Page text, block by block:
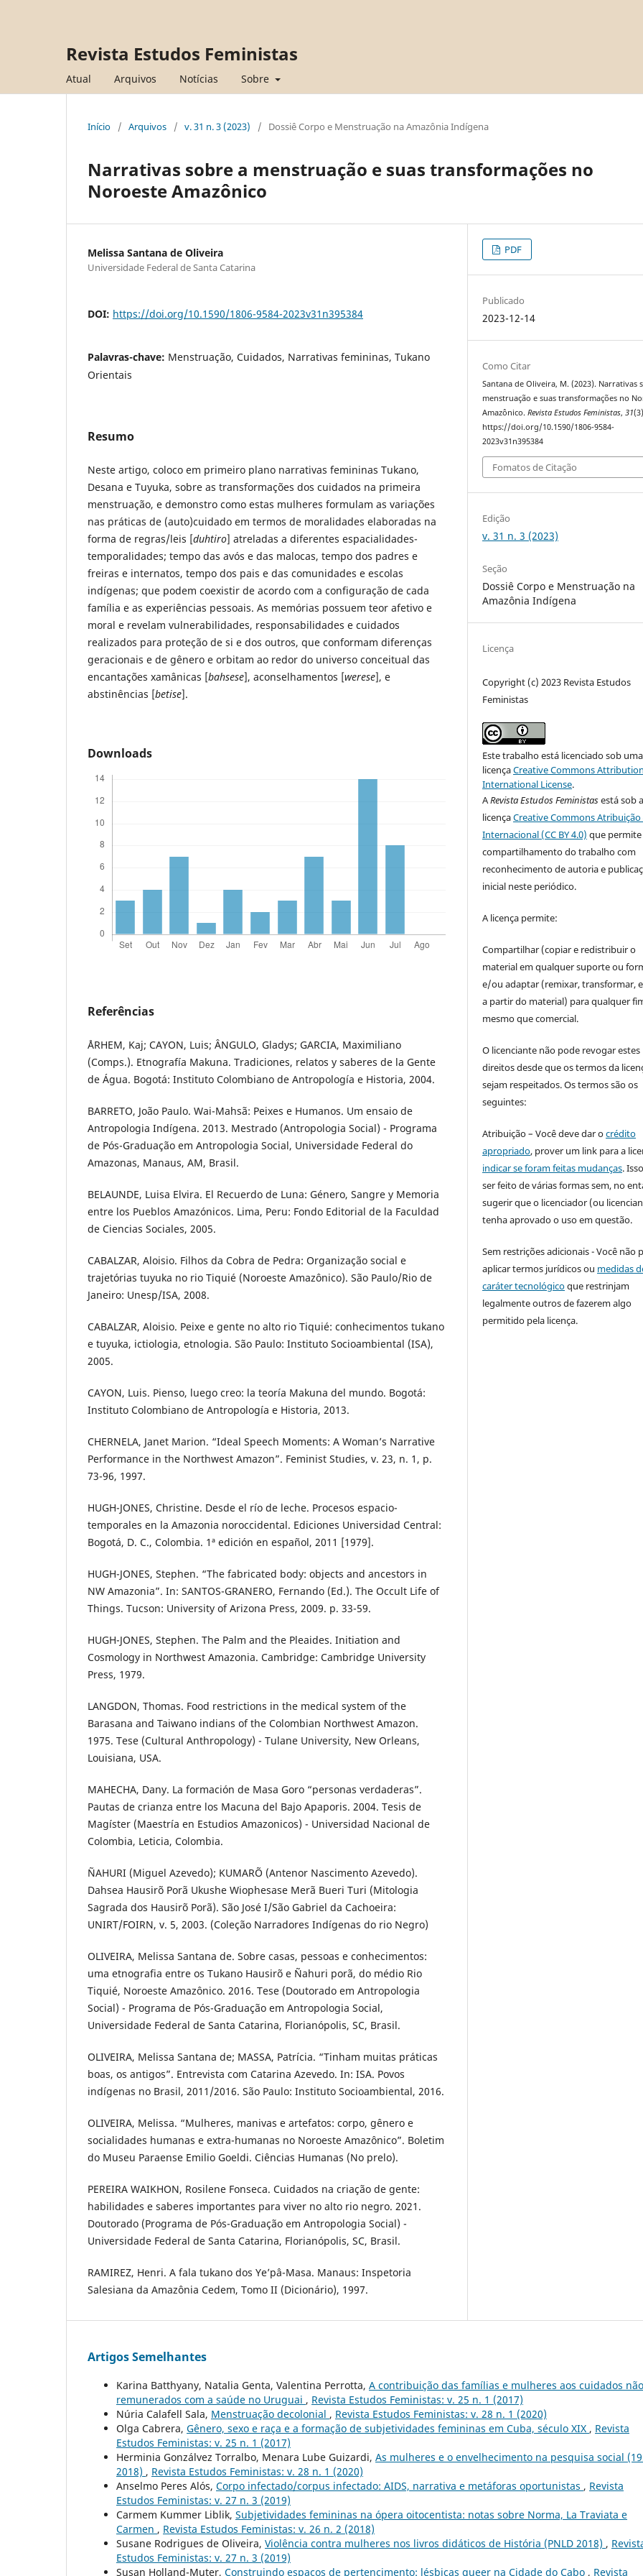
Revista Estudos Feministas
Atual Arquivos Notícias Sobre
Início / Arquivos / v. 31 n. 3 (2023) / Dossiê Corpo e Menstruação na Amazônia Indígena
Narrativas sobre a menstruação e suas transformações no
Noroeste Amazônico
Melissa Santana de Oliveira
Universidade Federal de Santa Catarina
DOI: https://doi.org/10.1590/1806-9584-2023v31n395384
Palavras-chave: Menstruação, Cuidados, Narrativas femininas, Tukano
Orientais
Resumo
Neste artigo, coloco em primeiro plano narrativas femininas Tukano,
Desana e Tuyuka, sobre as transformações dos cuidados na primeira
menstruação, e demonstro como estas mulheres formulam as variações
nas práticas de (auto)cuidado em termos de moralidades elaboradas na
forma de regras/leis [duhtiro] atreladas a diferentes espacialidades-
temporalidades; tempo das avós e das malocas, tempo dos padres e
freiras e internatos, tempo dos pais e das comunidades e escolas
indígenas; que podem coexistir de acordo com a configuração de cada
família e as experiências pessoais. As memórias possuem teor afetivo e
moral e revelam vulnerabilidades, responsabilidades e cuidados
realizados para proteção de si e dos outros, que conformam diferenças
geracionais e de gênero e orbitam ao redor do universo conceitual das
encantações xamânicas [bahsese], aconselhamentos [werese], e
abstinências [betise].
Downloads
Referências
ÅRHEM, Kaj; CAYON, Luis; ÂNGULO, Gladys; GARCIA, Maximiliano
(Comps.). Etnografía Makuna. Tradiciones, relatos y saberes de la Gente
de Água. Bogotá: Instituto Colombiano de Antropología e Historia, 2004.
BARRETO, João Paulo. Wai-Mahsã: Peixes e Humanos. Um ensaio de
Antropologia Indígena. 2013. Mestrado (Antropologia Social) - Programa
de Pós-Graduação em Antropologia Social, Universidade Federal do
Amazonas, Manaus, AM, Brasil.
BELAUNDE, Luisa Elvira. El Recuerdo de Luna: Género, Sangre y Memoria
entre los Pueblos Amazónicos. Lima, Peru: Fondo Editorial de la Faculdad
de Ciencias Sociales, 2005.
CABALZAR, Aloisio. Filhos da Cobra de Pedra: Organização social e
trajetórias tuyuka no rio Tiquié (Noroeste Amazônico). São Paulo/Rio de
Janeiro: Unesp/ISA, 2008.
CABALZAR, Aloisio. Peixe e gente no alto rio Tiquié: conhecimentos tukano
e tuyuka, ictiologia, etnologia. São Paulo: Instituto Socioambiental (ISA),
2005.
CAYON, Luis. Pienso, luego creo: la teoría Makuna del mundo. Bogotá:
Instituto Colombiano de Antropología e Historia, 2013.
CHERNELA, Janet Marion. “Ideal Speech Moments: A Woman’s Narrative
Performance in the Northwest Amazon”. Feminist Studies, v. 23, n. 1, p.
73-96, 1997.
HUGH-JONES, Christine. Desde el río de leche. Procesos espacio-
temporales en la Amazonia noroccidental. Ediciones Universidad Central:
Bogotá, D. C., Colombia. 1ª edición en español, 2011 [1979].
HUGH-JONES, Stephen. “The fabricated body: objects and ancestors in
NW Amazonia”. In: SANTOS-GRANERO, Fernando (Ed.). The Occult Life of
Things. Tucson: University of Arizona Press, 2009. p. 33-59.
HUGH-JONES, Stephen. The Palm and the Pleaides. Initiation and
Cosmology in Northwest Amazonia. Cambridge: Cambridge University
Press, 1979.
LANGDON, Thomas. Food restrictions in the medical system of the
Barasana and Taiwano indians of the Colombian Northwest Amazon.
1975. Tese (Cultural Anthropology) - Tulane University, New Orleans,
Louisiana, USA.
MAHECHA, Dany. La formación de Masa Goro “personas verdaderas”.
Pautas de crianza entre los Macuna del Bajo Apaporis. 2004. Tesis de
Magíster (Maestría en Estudios Amazonicos) - Universidad Nacional de
Colombia, Leticia, Colombia.
ÑAHURI (Miguel Azevedo); KUMARÕ (Antenor Nascimento Azevedo).
Dahsea Hausirõ Porã Ukushe Wiophesase Merã Bueri Turi (Mitologia
Sagrada dos Hausirõ Porã). São José I/São Gabriel da Cachoeira:
UNIRT/FOIRN, v. 5, 2003. (Coleção Narradores Indígenas do rio Negro)
OLIVEIRA, Melissa Santana de. Sobre casas, pessoas e conhecimentos:
uma etnografia entre os Tukano Hausirõ e Ñahuri porã, do médio Rio
Tiquié, Noroeste Amazônico. 2016. Tese (Doutorado em Antropologia
Social) - Programa de Pós-Graduação em Antropologia Social,
Universidade Federal de Santa Catarina, Florianópolis, SC, Brasil.
OLIVEIRA, Melissa Santana de; MASSA, Patrícia. “Tinham muitas práticas
boas, os antigos”. Entrevista com Catarina Azevedo. In: ISA. Povos
indígenas no Brasil, 2011/2016. São Paulo: Instituto Socioambiental, 2016.
OLIVEIRA, Melissa. “Mulheres, manivas e artefatos: corpo, gênero e
socialidades humanas e extra-humanas no Noroeste Amazônico”. Boletim
do Museu Paraense Emilio Goeldi. Ciências Humanas (No prelo).
PEREIRA WAIKHON, Rosilene Fonseca. Cuidados na criação de gente:
habilidades e saberes importantes para viver no alto rio negro. 2021.
Doutorado (Programa de Pós-Graduação em Antropologia Social) -
Universidade Federal de Santa Catarina, Florianópolis, SC, Brasil.
RAMIREZ, Henri. A fala tukano dos Ye’pâ-Masa. Manaus: Inspetoria
Salesiana da Amazônia Cedem, Tomo II (Dicionário), 1997.
PDF
Publicado
2023-12-14
Como Citar
Santana de Oliveira, M. (2023). Narrativas
menstruação e suas transformações no
Amazônico.Revista Estudos Feministas,31
https://doi.org/10.1590/1806-9584-
2023v31n395384
Fomatos de Citação
Edição
v. 31 n. 3 (2023)
Seção
Dossiê Corpo e Menstruação na
Amazônia Indígena
Licença
Copyright (c) 2023 Revista Estudos
Feministas
Este trabalho está licenciado sob uma
licençaCreative Commons
International License.
ARevista Estudos Feministasestá sob a
licençaCreative Commons Atribuição
Internacional (CC BY 4.0) que
compartilhamento do trabalho com
reconhecimento de autoria e
inicial neste periódico.
A licença permite:
Compartilhar (copiar e redistribuir o
material em qualquer suporte ou
e/ou adaptar (remixar, transformar,
a partir do material) para qualquer
mesmo que comercial.
O licenciante não pode revogar estes
direitos desde que os termos da
sejam respeitados. Os termos são os
seguintes:
Atribuição – Você deve dar ocrédito
apropriado, prover um link para a
indicar se foram feitas mudanças.
ser feito de várias formas sem, no
sugerir que o licenciador (ou
tenha aprovado o uso em questão.
Sem restrições adicionais - Você não
aplicar termos jurídicos ou medidas
caráter tecnológicoque restrinjam
legalmente outros de fazerem algo
permitido pela licença.
Artigos Semelhantes
Karina Batthyany, Natalia Genta, Valentina Perrotta, A contribuição das famílias e mulheres aos cuidados não
remunerados com a saúde no Uruguai , Revista Estudos Feministas: v. 25 n. 1 (2017)
Núria Calafell Sala, Menstruação decolonial , Revista Estudos Feministas: v. 28 n. 1 (2020)
Olga Cabrera, Gênero, sexo e raça e a formação de subjetividades femininas em Cuba, século XIX , Revista
Estudos Feministas: v. 25 n. 1 (2017)
Herminia Gonzálvez Torralbo, Menara Lube Guizardi, As mulheres e o envelhecimento na pesquisa social
2018) , Revista Estudos Feministas: v. 28 n. 1 (2020)
Anselmo Peres Alós, Corpo infectado/corpus infectado: AIDS, narrativa e metáforas oportunistas , Revista
Estudos Feministas: v. 27 n. 3 (2019)
Carmem Kummer Liblik, Subjetividades femininas na ópera oitocentista: notas sobre Norma, La Traviata e
Carmen , Revista Estudos Feministas: v. 26 n. 2 (2018)
Susane Rodrigues de Oliveira, Violência contra mulheres nos livros didáticos de História (PNLD 2018) ,
Estudos Feministas: v. 27 n. 3 (2019)
Susan Holland-Muter, Construindo espaços de pertencimento: lésbicas queer na Cidade do Cabo , Revista